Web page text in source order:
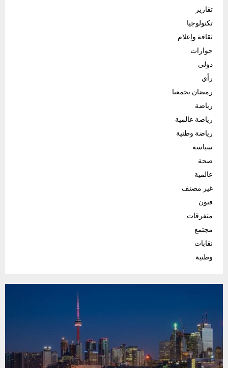
تقارير
تكنولوجيا
ثقافة وإعلام
حوارات
دولي
رأي
رمضان يجمعنا
رياضة
رياضة عالمية
رياضة وطنية
سياسة
صحة
عالمية
غير مصنف
فنون
متفرقات
مجتمع
نقابات
وطنية